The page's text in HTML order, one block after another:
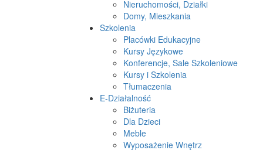
Nieruchomości, Działki
Domy, Mieszkania
Szkolenia
Placówki Edukacyjne
Kursy Językowe
Konferencje, Sale Szkoleniowe
Kursy i Szkolenia
Tłumaczenia
E-Działalność
Biżuteria
Dla Dzieci
Meble
Wyposażenie Wnętrz